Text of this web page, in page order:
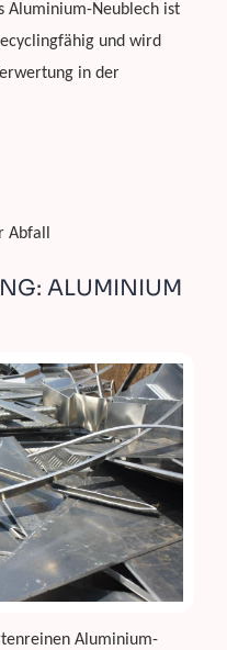
Aluminium-Neublech ist
und wird
in der
Abfall
ALUMINIUM
Aluminium-